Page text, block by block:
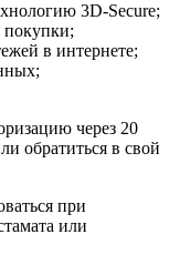
3D-Secure;
покупки;
в интернете;
через 20
обратиться в свой
при
или